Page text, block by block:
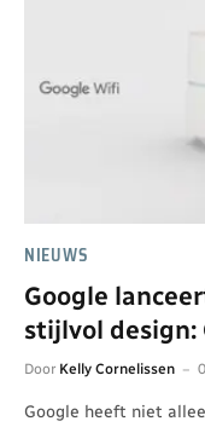
NIEUWS
Google
stijlvol design:
Door Kelly Cornelissen
Google heeft niet